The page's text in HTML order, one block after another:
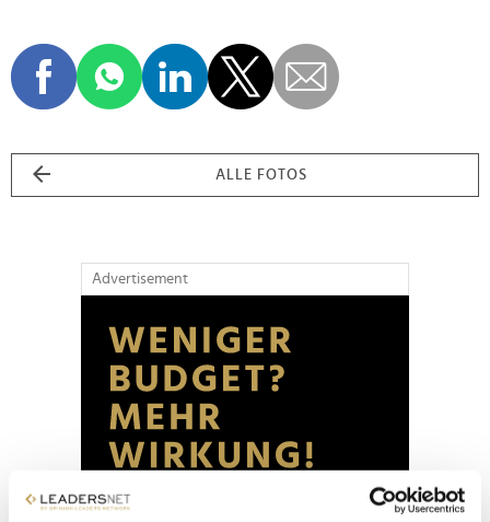
ALLE FOTOS
Advertisement